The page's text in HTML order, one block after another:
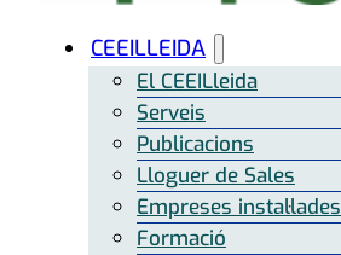
CEEILLEIDA
El CEEILleida
Serveis
Publicacions
Lloguer de Sales
Empreses instal·lades
Formació